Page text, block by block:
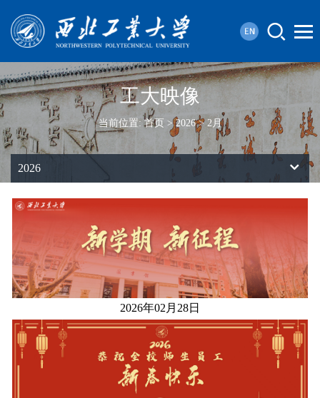
工大映像
当前位置:首页 >2026> 2月
2026
2026年02月28日